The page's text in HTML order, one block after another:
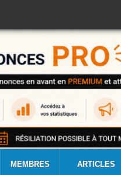
MEMBRES ARTICLES